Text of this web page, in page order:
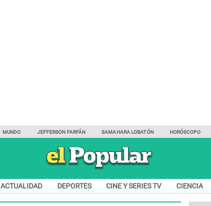
MUNDO JEFFERSON FARFÁN SAMAHARA LOBATÓN HORÓSCOPO
ACTUALIDAD DEPORTES CINE Y SERIES TV CIENCIA